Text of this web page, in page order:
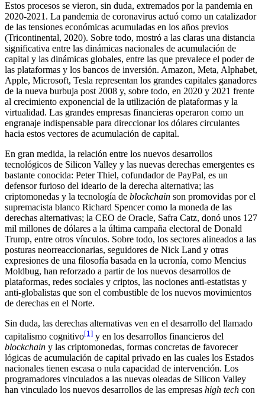
Estos procesos se vieron, sin duda, extremados por la pandemia en
2020-2021. La pandemia de coronavirus actuó como un catalizador
de las tensiones económicas acumuladas en los años previos
(Tricontinental, 2020). Sobre todo, mostró a las claras una distancia
significativa entre las dinámicas nacionales de acumulación de
capital y las dinámicas globales, entre las que prevalece el poder de
las plataformas y los bancos de inversión. Amazon, Meta, Alphabet,
Apple, Microsoft, Tesla representan los grandes capitales ganadores
de la nueva burbuja post 2008 y, sobre todo, en 2020 y 2021 frente
al crecimiento exponencial de la utilización de plataformas y la
virtualidad. Las grandes empresas financieras operaron como un
engranaje indispensable para direccionar los dólares circulantes
hacia estos vectores de acumulación de capital.
En gran medida, la relación entre los nuevos desarrollos
tecnológicos de Silicon Valley y las nuevas derechas emergentes es
bastante conocida: Peter Thiel, cofundador de PayPal, es un
defensor furioso del ideario de la derecha alternativa; las
criptomonedas y la tecnología de blockchain son promovidas por el
supremacista blanco Richard Spencer como la moneda de las
derechas alternativas; la CEO de Oracle, Safra Catz, donó unos 127
mil millones de dólares a la última campaña electoral de Donald
Trump, entre otros vínculos. Sobre todo, los sectores alineados a las
posturas neorreaccionarias, seguidores de Nick Land y otras
expresiones de una filosofía basada en la ucronía, como Mencius
Moldbug, han reforzado a partir de los nuevos desarrollos de
plataformas, redes sociales y criptos, las nociones anti-estatistas y
anti-globalistas que son el combustible de los nuevos movimientos
de derechas en el Norte.
Sin duda, las derechas alternativas ven en el desarrollo del llamado
capitalismo cognitivo[1] y en los desarrollos financieros del
blockchain y las criptomonedas, formas concretas de favorecer
lógicas de acumulación de capital privado en las cuales los Estados
nacionales tienen escasa o nula capacidad de intervención. Los
programadores vinculados a las nuevas oleadas de Silicon Valley
han vinculado los nuevos desarrollos de las empresas high tech con